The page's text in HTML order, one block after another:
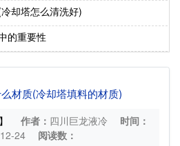
却塔怎么清洗好)
的重要性
材质(冷却塔填料的材质)
作者： 四川巨龙液冷
时间：
24
阅读数：